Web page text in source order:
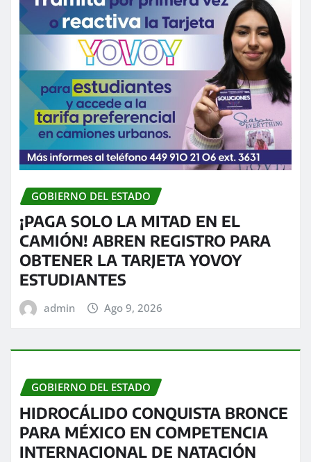
GOBIERNO DEL ESTADO
¡PAGA SOLO LA MITAD EN EL
CAMIÓN! ABREN REGISTRO PARA
OBTENER LA TARJETA YOVOY
ESTUDIANTES
admin Ago 9, 2026
GOBIERNO DEL ESTADO
HIDROCÁLIDO CONQUISTA BRONCE
PARA MÉXICO EN COMPETENCIA
INTERNACIONAL DE NATACIÓN